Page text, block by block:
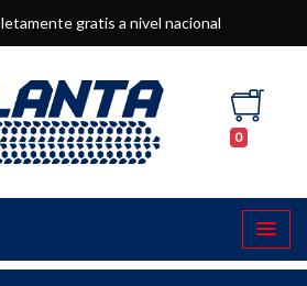
gratis a nivel nacional
0